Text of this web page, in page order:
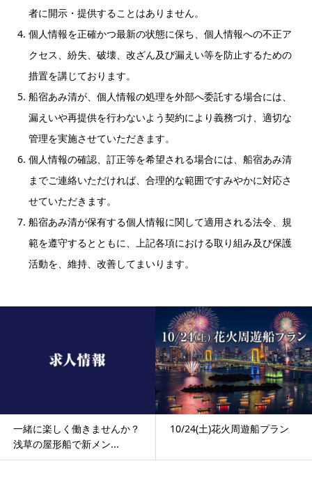
者に開示・提供することはありません。
個人情報を正確かつ最新の状態に保ち、個人情報への不正ア
クセス、紛失、破壊、改ざん及び漏えい等を防止するための
措置を講じております。
船宿あみ清が、個人情報の処理を外部へ委託する場合には、
漏えいや再提供を行わないよう契約により義務づけ、適切な
管理を実施させていただきます。
個人情報の確認、訂正等を希望される場合には、船宿あみ清
までご連絡いただければ、合理的な範囲ですみやかに対応さ
せていただきます。
船宿あみ清が保有する個人情報に関して適用される法令、規
範を遵守するとともに、上記各項における取り組み及び保護
活動を、維持、改善してまいります。
一緒に楽しく働きませんか？
浅草の屋形船で新メン...
10/24(土)花火周遊船プラン